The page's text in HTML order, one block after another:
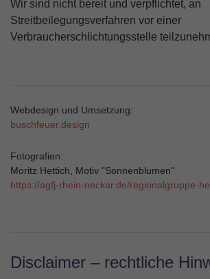
Wir sind nicht bereit und verpflichtet, an
Streitbeilegungsverfahren vor einer
Verbraucherschlichtungsstelle
Webdesign und Umsetzung:
buschfeuer.design
Fotografien:
Moritz Hettich, Motiv "Sonnenblumen"
https://agfj-rhein-neckar.de/regionalgruppe-
Disclaimer – rechtliche